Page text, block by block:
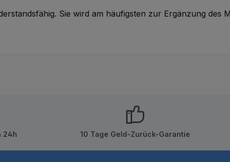
Sie wird am häufigsten zur Ergänzung des
24h 10 Tage Geld-Zurück-Garantie